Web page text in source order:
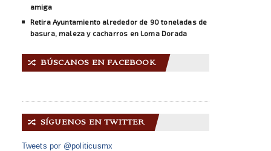
amiga
Retira Ayuntamiento alrededor de 90 toneladas de
basura, maleza y cacharros en Loma Dorada
🔀 BÚSCANOS EN FACEBOOK
🔀 SÍGUENOS EN TWITTER
Tweets por @politicusmx